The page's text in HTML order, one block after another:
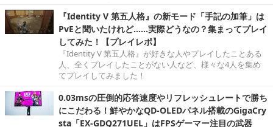
『Identity V 第五人格』の新モード「手記の加筆」は
PvEと聞いたけれど……実際どうなの？集まってプレイ
してみた！【プレイレポ】
『Identity V 第五人格』が好きな人やプレイしたことある
人、全くプレイしたことがない人など、様々な4人を集め
てプレイしてみました！
0.03msの圧倒的応答速度やリフレッシュレートで勝ち
にこだわる！鮮やかなQD-OLEDパネル搭載のGigaCry
sta「EX-GDQ271UEL」はFPSゲーマー注目の武器